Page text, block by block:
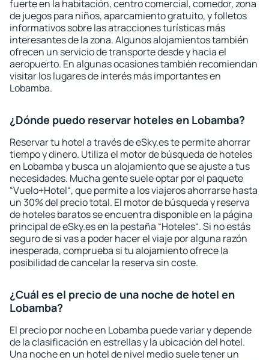
fuerte en la habitación, centro comercial, comedor, zona
de juegos para niños, aparcamiento gratuito, y folletos
informativos sobre las atracciones turísticas más
interesantes de la zona. Algunos alojamientos también
ofrecen un servicio de transporte desde y hacia el
aeropuerto. En algunas ocasiones también recomiendan
visitar los lugares de interés más importantes en
Lobamba.
¿Dónde puedo reservar hoteles en Lobamba?
Reservar tu hotel a través de eSky.es te permite ahorrar
tiempo y dinero. Utiliza el motor de búsqueda de hoteles
en Lobamba y busca un alojamiento que se ajuste a tus
necesidades. Mucha gente suele optar por el paquete
“Vuelo+Hotel“, que permite a los viajeros ahorrarse hasta
un 30% del precio total. El motor de búsqueda y reserva
de hoteles baratos se encuentra disponible en la página
principal de eSky.es en la pestaña “Hoteles“. Si no estás
seguro de si vas a poder hacer el viaje por alguna razón
inesperada, comprueba si tu alojamiento ofrece la
posibilidad de cancelar la reserva sin coste.
¿Cuál es el precio de una noche de hotel en
Lobamba?
El precio por noche en Lobamba puede variar y depende
de la clasificación en estrellas y la ubicación del hotel.
Una noche en un hotel de nivel medio suele tener un